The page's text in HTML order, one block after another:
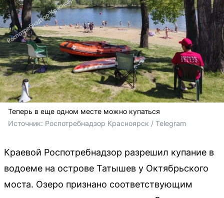
Теперь в еще одном месте можно купаться
Источник: Роспотребнадзор Красноярск / Telegram
Краевой Роспотребнадзор разрешил купание в
водоеме на острове Татышев у Октябрьского
моста. Озеро признано соответствующим